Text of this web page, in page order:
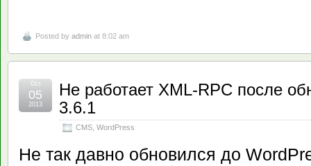
Posted by admin at 8:02 am
Не работает XML-RPC после
3.6.1
CMS WordPress
Oct
05
2013
Не так давно обновился до